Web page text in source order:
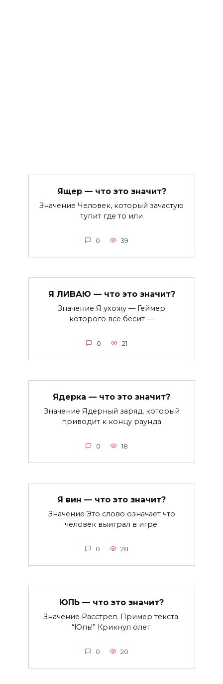
Ящер — что это значит?
Значение Человек, который зачастую
тупит где то или
0 39
Я ЛИВАЮ — что это значит?
Значение Я ухожу — Геймер
которого все бесит —
0 21
Ядерка — что это значит?
Значение Ядерный заряд, который
приводит к концу раунда
0 18
Я вин — что это значит?
Значение Это слово означает что
человек выиграл в игре.
0 28
ЮПЬ — что это значит?
Значение Расстрел. Пример текста:
“Юпь!” Крикнул олег.
0 20